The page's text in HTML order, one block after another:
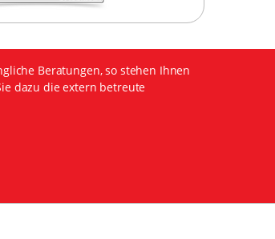
Beratungen, so stehen Ihnen
dazu die extern betreute